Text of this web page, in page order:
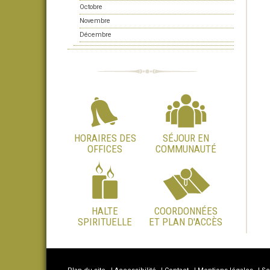
Octobre
Novembre
Décembre
HORAIRES DES
OFFICES
SÉJOUR EN
COMMUNAUTÉ
HALTE
SPIRITUELLE
COORDONNÉES
ET PLAN D'ACCÈS